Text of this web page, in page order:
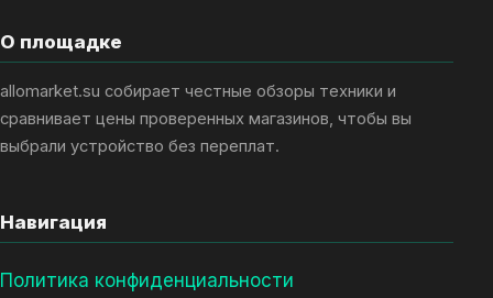
О площадке
allomarket.su собирает честные обзоры техники и
сравнивает цены проверенных магазинов, чтобы вы
выбрали устройство без переплат.
Навигация
Политика конфиденциальности